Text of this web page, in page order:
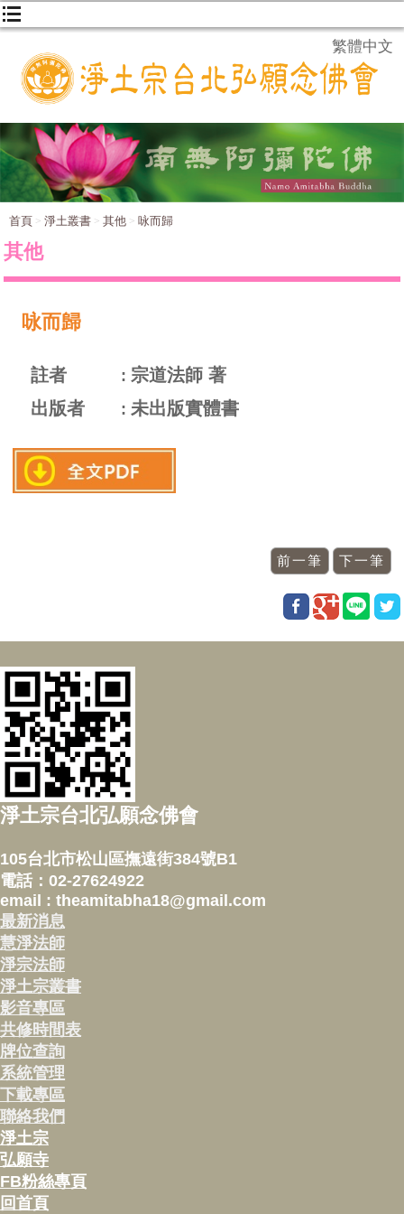
繁體中文
首頁 淨土叢書 其他 咏而歸
其他
咏而歸
註者
宗道法師 著
出版者
未出版實體書
淨土宗台北弘願念佛會
105台北市松山區撫遠街384號B1
電話：02-27624922
email : theamitabha18@gmail.com
最新消息
慧淨法師
淨宗法師
淨土宗叢書
影音專區
共修時間表
牌位查詢
系統管理
下載專區
聯絡我們
淨土宗
弘願寺
FB粉絲專頁
回首頁